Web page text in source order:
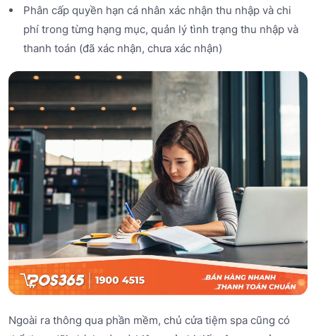
Phân cấp quyền hạn cá nhân xác nhận thu nhập và chi
phí trong từng hạng mục, quản lý tình trạng thu nhập và
thanh toán (đã xác nhận, chưa xác nhận)
Ngoài ra thông qua phần mềm, chủ cửa tiệm spa cũng có